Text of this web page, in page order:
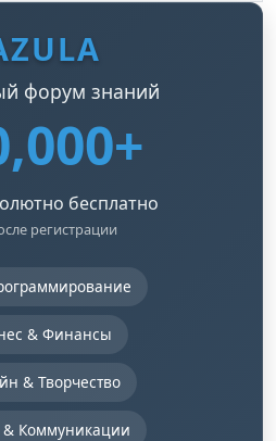
форум знаний
бесплатно
регистрации
& Финансы
& Творчество
Коммуникации